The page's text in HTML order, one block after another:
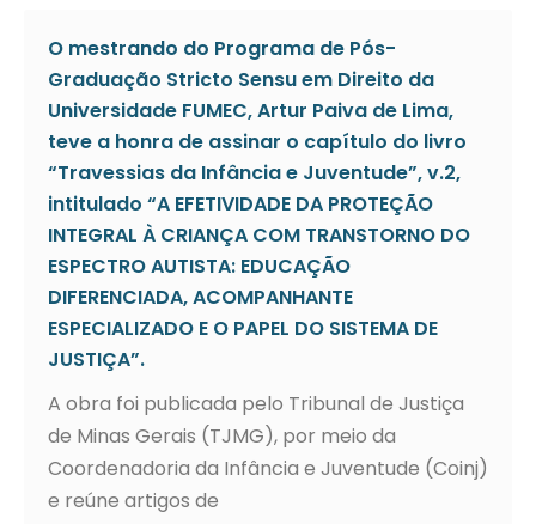
O mestrando do Programa de Pós-
Graduação Stricto Sensu em Direito da
Universidade FUMEC, Artur Paiva de Lima,
teve a honra de assinar o capítulo do livro
“Travessias da Infância e Juventude”, v.2,
intitulado “A EFETIVIDADE DA PROTEÇÃO
INTEGRAL À CRIANÇA COM TRANSTORNO DO
ESPECTRO AUTISTA: EDUCAÇÃO
DIFERENCIADA, ACOMPANHANTE
ESPECIALIZADO E O PAPEL DO SISTEMA DE
JUSTIÇA”.
A obra foi publicada pelo Tribunal de Justiça
de Minas Gerais (TJMG), por meio da
Coordenadoria da Infância e Juventude (Coinj)
e reúne artigos de